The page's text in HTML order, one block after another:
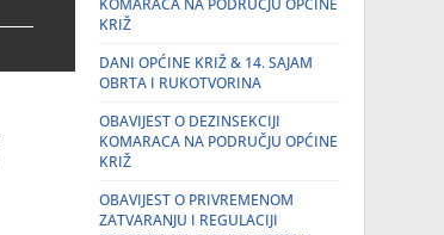
KOMARACA NA PODRUČJU OPĆINE
KRIŽ
DANI OPĆINE KRIŽ & 14. SAJAM
OBRTA I RUKOTVORINA
OBAVIJEST O DEZINSEKCIJI
KOMARACA NA PODRUČJU OPĆINE
KRIŽ
OBAVIJEST O PRIVREMENOM
ZATVARANJU I REGULACIJI